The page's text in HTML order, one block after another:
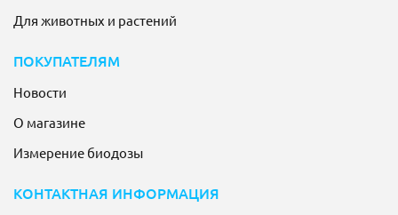
Для животных и растений
ПОКУПАТЕЛЯМ
Новости
О магазине
Измерение биодозы
КОНТАКТНАЯ ИНФОРМАЦИЯ